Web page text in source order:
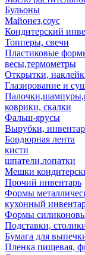
Бульоны
Майонез,соус
Кондитерский
Топперы, свечи
Пластиковые
весы,термометры
Открытки,
Глазирование и
коврики, скалки
Фальш-ярусы
Вырубки,
Бордюрная лента
кисти
шпатели,лопатки
Мешки
Прочий инвентарь
Формы
кухонный
Формы
Подставки,
Бумага для
Пленка пищевая,